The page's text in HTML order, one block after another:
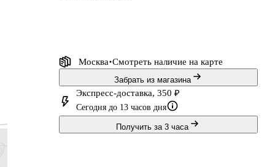
Москва Смотреть наличие на карте
Забрать из магазина
Экспресс-доставка, 350 ₽
Сегодня до 13 часов дня
Получить за 3 часа